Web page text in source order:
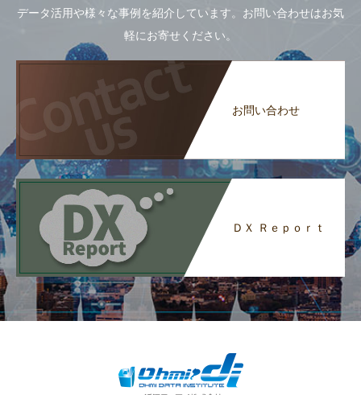
データ活用や様々な事例を紹介しています。お問い合わせはお気
軽にお寄せください。
お問い合わせ
ＤＸ Ｒｅｐｏｒｔ